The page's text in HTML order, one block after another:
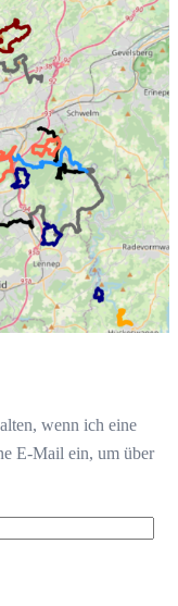
wenn ich eine
E-Mail ein, um über